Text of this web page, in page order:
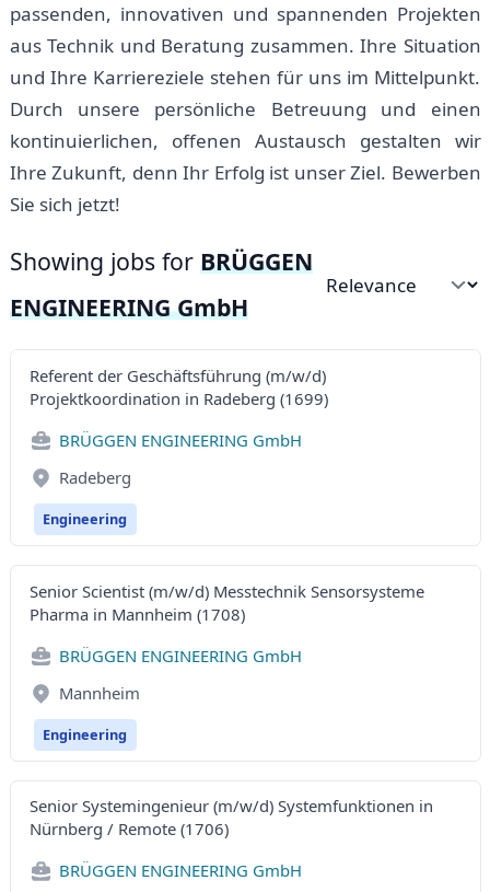
passenden, innovativen und spannenden Projekten
aus Technik und Beratung zusammen. Ihre Situation
und Ihre Karriereziele stehen für uns im Mittelpunkt.
Durch unsere persönliche Betreuung und einen
kontinuierlichen, offenen Austausch gestalten wir
Ihre Zukunft, denn Ihr Erfolg ist unser Ziel. Bewerben
Sie sich jetzt!
Showing jobs for BRÜGGEN
ENGINEERING GmbH
Sort by
Referent der Geschäftsführung (m/w/d)
Projektkoordination in Radeberg (1699)
BRÜGGEN ENGINEERING GmbH
Radeberg
Engineering
Senior Scientist (m/w/d) Messtechnik Sensorsysteme
Pharma in Mannheim (1708)
BRÜGGEN ENGINEERING GmbH
Mannheim
Engineering
Senior Systemingenieur (m/w/d) Systemfunktionen in
Nürnberg / Remote (1706)
BRÜGGEN ENGINEERING GmbH